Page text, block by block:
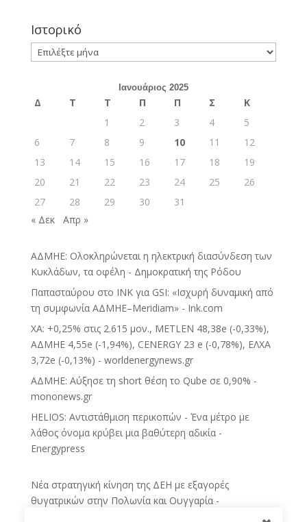
Ιστορικό
Ιστορικό
Ιανουάριος 2025
Δ Τ Τ Π Π Σ
Κ
1
2 3 4
5
6
7 8 9 10 11
12
13
14 15 16 17 18
19
20
21 22 23 24 25
26
27
28 29 30
31
« Δεκ
Απρ »
ΑΔΜΗΕ: Ολοκληρώνεται η ηλεκτρική διασύνδεση των
Κυκλάδων, τα οφέλη - Δημοκρατική της Ρόδου
Παπασταύρου στο INK για GSI: «Ισχυρή δυναμική από
τη συμφωνία ΑΔΜΗΕ–Meridiam» - Ink.com
ΧΑ: +0,25% στις 2.615 μον., METLEN 48,38e (-0,33%),
ΑΔΜΗΕ 4,55e (-1,94%), CENERGY 23 e (-0,78%), ΕΛΧΑ
3,72e (-0,13%) - worldenergynews.gr
ΑΔΜΗΕ: Αύξησε τη short θέση το Qube σε 0,90% -
mononews.gr
HELIOS: Αντιστάθμιση περικοπών - Ένα μέτρο με
λάθος όνομα κρύβει μια βαθύτερη αδικία -
Energypress
Νέα στρατηγική κίνηση της ΔΕΗ με εξαγορές
θυγατρικών στην Πολωνία και Ουγγαρία -